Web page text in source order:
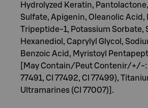
Hydrolyzed Keratin,
Sulfate, Apigenin, Oleanolic Acid,
Tripeptide-1, Potassium Sorbate,
Hexanediol, Caprylyl Glycol,
Benzoic Acid, Myristoyl
[May Contain/Peut Contenir/+/-:
77491, CI 77492, CI 77499),
Ultramarines (CI 77007)].